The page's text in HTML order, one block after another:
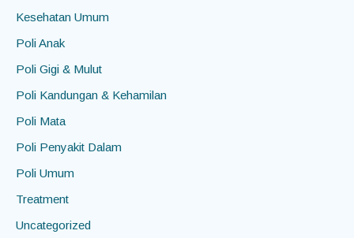
Kesehatan Umum
Poli Anak
Poli Gigi & Mulut
Poli Kandungan & Kehamilan
Poli Mata
Poli Penyakit Dalam
Poli Umum
Treatment
Uncategorized